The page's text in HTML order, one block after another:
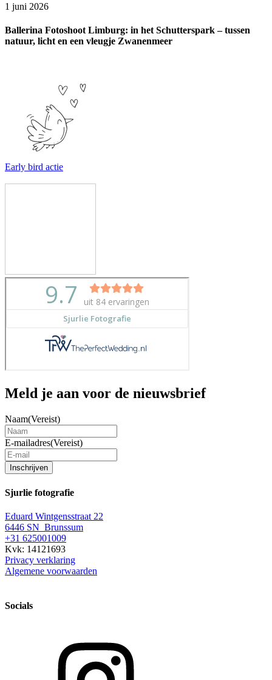
1 juni 2026
Ballerina Fotoshoot Limburg: in het Schutterspark – tussen
natuur, licht en een vleugje Zwanenmeer
Early bird actie
Meld je aan voor de nieuwsbrief
Naam(Vereist)
E-mailadres(Vereist)
Inschrijven
Sjurlie fotografie
Eduard Wintgensstraat 22
6446 SN Brunssum
+31 625001009
Kvk: 14121693
Privacy verklaring
Algemene voorwaarden
Socials